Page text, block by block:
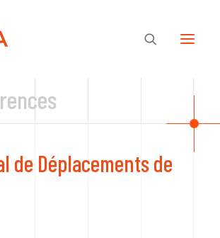
équipe
de Déplacements de